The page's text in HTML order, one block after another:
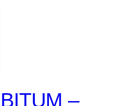
–